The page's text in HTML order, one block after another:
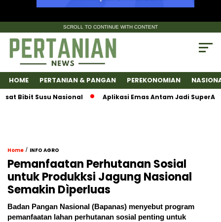
SCROLL TO CONTINUE WITH CONTENT
HOME PERTANIAN & PANGAN PEREKONOMIAN
Susu Nasional Aplikasi Emas Antam Jadi SuperApps,
Home / INFO AGRO
Pemanfaatan Perhutanan Sosial
untuk Produkksi Jagung Nasional
Semakin Dìperluas
Badan Pangan Nasional (Bapanas) menyebut program
pemanfaatan lahan perhutanan sosial penting untuk